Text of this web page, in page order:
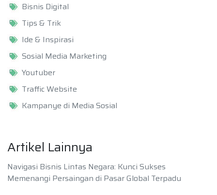
Bisnis Digital
Tips & Trik
Ide & Inspirasi
Sosial Media Marketing
Youtuber
Traffic Website
Kampanye di Media Sosial
Artikel Lainnya
Navigasi Bisnis Lintas Negara: Kunci Sukses
Memenangi Persaingan di Pasar Global Terpadu